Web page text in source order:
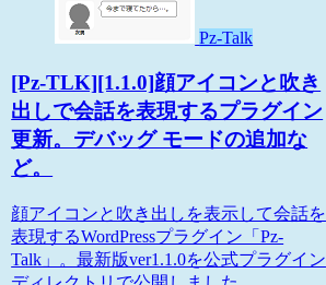
Pz-Talk
[Pz-TLK][1.1.0]顔アイコンと吹き
出しで会話を表現するプラグイン
更新。デバッグ モードの追加な
ど。
顔アイコンと吹き出しを表示して会話を
表現するWordPressプラグイン「Pz-
Talk」。最新版ver1.1.0を公式プラグイン